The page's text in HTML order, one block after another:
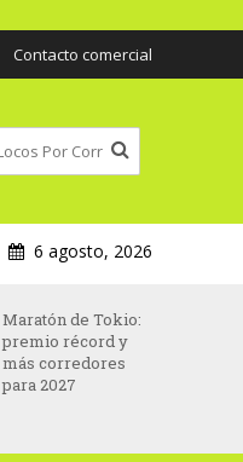
Contacto comercial
6 agosto, 2026
Maratón de Tokio:
premio récord y
más corredores
para 2027